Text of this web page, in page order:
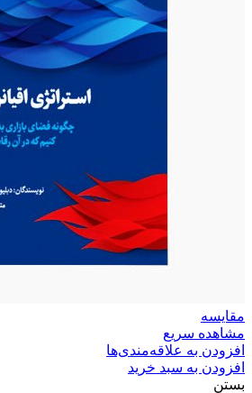
مقایسه
مشاهده سریع
افزودن به علاقه‌مندی‌ها
افزودن به سبد خرید
بستن